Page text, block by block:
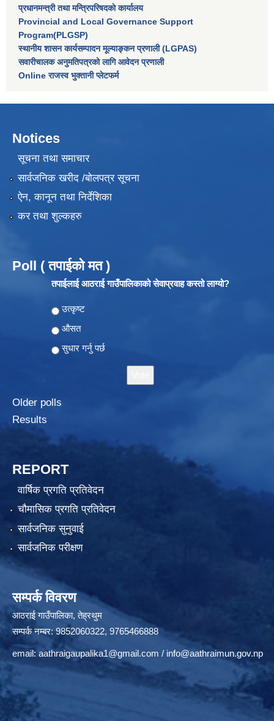
प्रधानमन्त्री तथा मन्त्रिपरिषदकाे कार्यालय
Provincial and Local Governance Support
Program(PLGSP)
स्थानीय शासन कार्यसम्पादन मूल्याङ्कन प्रणाली (LGPAS)
सवारीचालक अनुमतिपत्रको लागि आवेदन प्रणाली
Online राजस्व भुक्तानी प्लेटफर्म
Notices
सूचना तथा समाचार
सार्वजनिक खरीद /बोलपत्र सूचना
ऐन, कानून तथा निर्देशिका
कर तथा शुल्कहरु
Poll ( तपाईको मत )
तपाईलाई आठराई गाउँपालिकाको सेवाप्रवाह कस्तो लाग्यो?
Choices
उत्कृष्ट
औसत
सुधार गर्नु पर्छ
Older polls
Results
REPORT
वार्षिक प्रगति प्रतिवेदन
चौमासिक प्रगति प्रतिवेदन
सार्वजनिक सुनुवाई
सार्वजनिक परीक्षण
सम्पर्क विवरण
आठराई गाउँपालिका, तेह्रथुम
सम्पर्क नम्बर: 9852060322, 9765466888
email: aathraigaupalika1@gmail.com / info@aathraimun.gov.np